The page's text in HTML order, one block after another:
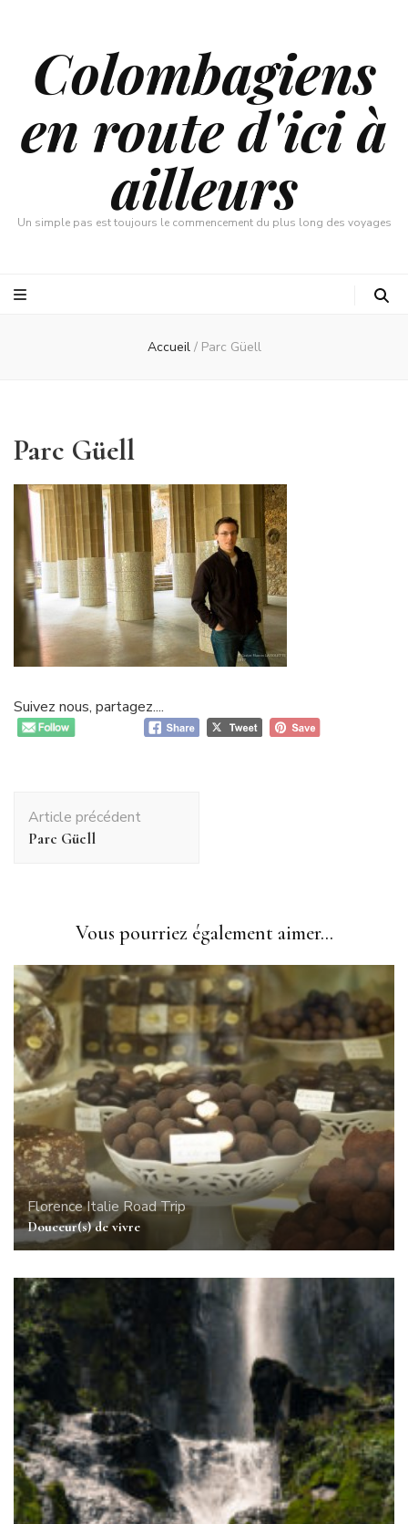
Colombagiens
en route d'ici à
ailleurs
Un simple pas est toujours le commencement du plus long des voyages
Accueil / Parc Güell
Parc Güell
Suivez nous, partagez....
d'article
Article précédent
Parc Güell
Vous pourriez également aimer...
Florence Italie Road Trip
Douceur(s) de vivre